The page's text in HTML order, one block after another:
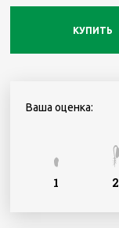
КУПИТЬ
Ваша оценка:
2
1